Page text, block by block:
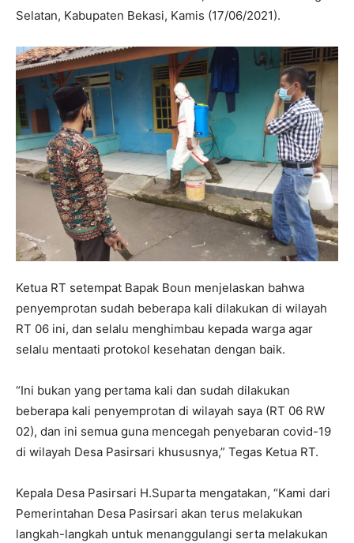
Selatan, Kabupaten Bekasi, Kamis (17/06/2021).
Ketua RT setempat Bapak Boun menjelaskan bahwa
penyemprotan sudah beberapa kali dilakukan di wilayah
RT 06 ini, dan selalu menghimbau kepada warga agar
selalu mentaati protokol kesehatan dengan baik.
“Ini bukan yang pertama kali dan sudah dilakukan
beberapa kali penyemprotan di wilayah saya (RT 06 RW
02), dan ini semua guna mencegah penyebaran covid-19
di wilayah Desa Pasirsari khususnya,” Tegas Ketua RT.
Kepala Desa Pasirsari H.Suparta mengatakan, “Kami dari
Pemerintahan Desa Pasirsari akan terus melakukan
langkah-langkah untuk menanggulangi serta melakukan